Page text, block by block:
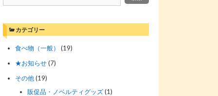
カテゴリー
食べ物（一般）
(19)
★お知らせ(7)
その他(19)
販促品・ノベルティグッズ(1)